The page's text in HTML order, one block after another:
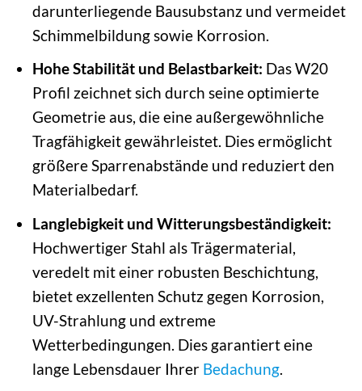
darunterliegende Bausubstanz und vermeidet
Schimmelbildung sowie Korrosion.
Hohe Stabilität und Belastbarkeit: Das W20
Profil zeichnet sich durch seine optimierte
Geometrie aus, die eine außergewöhnliche
Tragfähigkeit gewährleistet. Dies ermöglicht
größere Sparrenabstände und reduziert den
Materialbedarf.
Langlebigkeit und Witterungsbeständigkeit:
Hochwertiger Stahl als Trägermaterial,
veredelt mit einer robusten Beschichtung,
bietet exzellenten Schutz gegen Korrosion,
UV-Strahlung und extreme
Wetterbedingungen. Dies garantiert eine
lange Lebensdauer Ihrer Bedachung.